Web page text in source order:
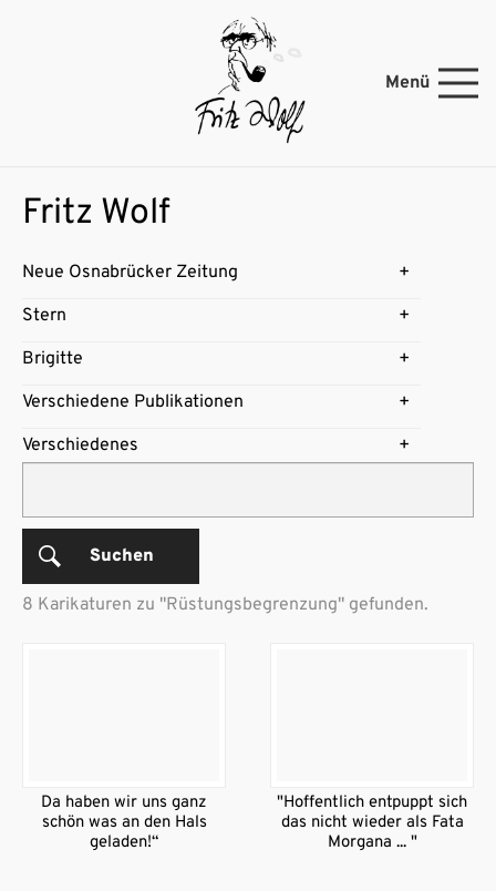
Menü
Fritz Wolf
Neue Osnabrücker Zeitung
Stern
Brigitte
Verschiedene Publikationen
Verschiedenes
Suchen
8 Karikaturen zu "Rüstungsbegrenzung" gefunden.
Da haben wir uns ganz
schön was an den Hals
geladen!“
"Hoffentlich entpuppt sich
das nicht wieder als Fata
Morgana ... "